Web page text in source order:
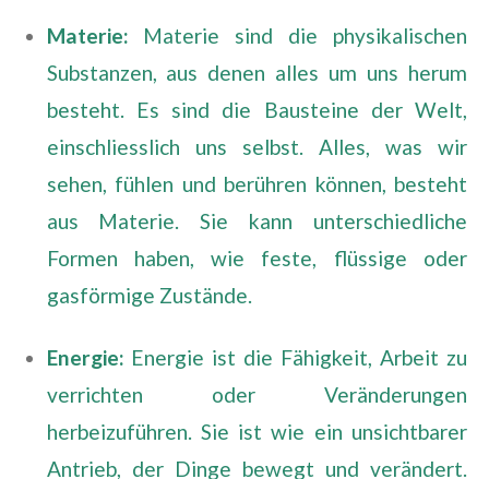
Materie: Materie sind die physikalischen
Substanzen, aus denen alles um uns herum
besteht. Es sind die Bausteine der Welt,
einschliesslich uns selbst. Alles, was wir
sehen, fühlen und berühren können, besteht
aus Materie. Sie kann unterschiedliche
Formen haben, wie feste, flüssige oder
gasförmige Zustände.
Energie: Energie ist die Fähigkeit, Arbeit zu
verrichten oder Veränderungen
herbeizuführen. Sie ist wie ein unsichtbarer
Antrieb, der Dinge bewegt und verändert.